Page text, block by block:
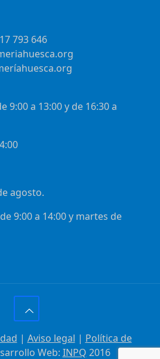
793 646
9:00 a 13:00 y de 16:30 a
agosto.
9:00 a 14:00 y martes de
| Aviso legal | Política de
Web: INPQ 2016